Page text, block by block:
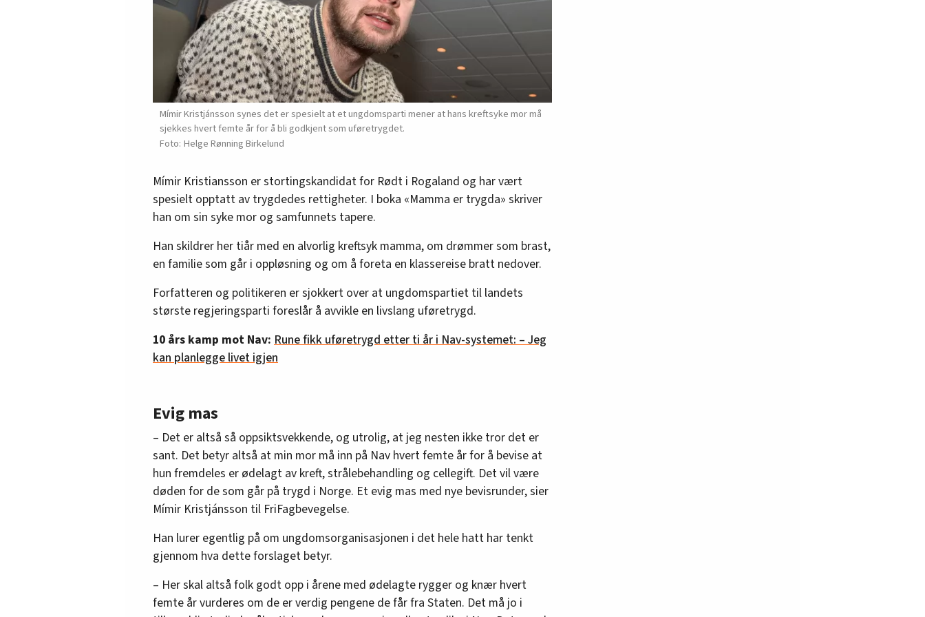
Mímir Kristjánsson synes det er spesielt at et ungdomsparti mener at hans kreftsyke mor må
sjekkes hvert femte år for å bli godkjent som uføretrygdet.
Helge Rønning Birkelund
Mímir Kristiansson er stortingskandidat for Rødt i Rogaland og har vært
spesielt opptatt av trygdedes rettigheter. I boka «Mamma er trygda» skriver
han om sin syke mor og samfunnets tapere.
Han skildrer her tiår med en alvorlig kreftsyk mamma, om drømmer som brast,
en familie som går i oppløsning og om å foreta en klassereise bratt nedover.
Forfatteren og politikeren er sjokkert over at ungdomspartiet til landets
største regjeringsparti foreslår å avvikle en livslang uføretrygd.
10 års kamp mot Nav: Rune fikk uføretrygd etter ti år i Nav-systemet: – Jeg
kan planlegge livet igjen
Evig mas
– Det er altså så oppsiktsvekkende, og utrolig, at jeg nesten ikke tror det er
sant. Det betyr altså at min mor må inn på Nav hvert femte år for å bevise at
hun fremdeles er ødelagt av kreft, strålebehandling og cellegift. Det vil være
døden for de som går på trygd i Norge. Et evig mas med nye bevisrunder, sier
Mímir Kristjánsson til FriFagbevegelse.
Han lurer egentlig på om ungdomsorganisasjonen i det hele hatt har tenkt
gjennom hva dette forslaget betyr.
– Her skal altså folk godt opp i årene med ødelagte rygger og knær hvert
femte år vurderes om de er verdig pengene de får fra Staten. Det må jo i